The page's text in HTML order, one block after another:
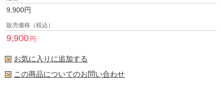
9,900円
販売価格（税込）
9,900 円
お気に入りに追加する
この商品についてのお問い合わせ